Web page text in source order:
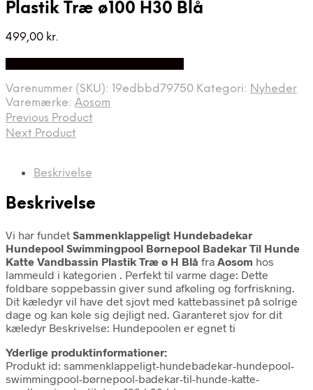
Plastik Træ ø100 H30 Blå
499,00 kr.
Varenummer (SKU): 19edbbd79750 Kategori: Nyheder
Varemærke: Aosom
Previous Product
Next Product
Beskrivelse
Beskrivelse
Vi har fundet Sammenklappeligt Hundebadekar
Hundepool Swimmingpool Børnepool Badekar Til Hunde
Katte Vandbassin Plastik Træ ø H Blå fra Aosom hos
lammeuld i kategorien . Perfekt til varme dage: Dette
foldbare soppebassin giver sund afkøling og forfriskning.
Dit kæledyr vil have det sjovt med kattebassinet på solrige
dage og kan køle sig dejligt ned. Garanteret sjov for dit
kæledyr Beskrivelse: Hundepoolen er egnet ti
Yderlige produktinformationer:
Produkt id: sammenklappeligt-hundebadekar-hundepool-
swimmingpool-børnepool-badekar-til-hunde-katte-